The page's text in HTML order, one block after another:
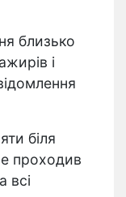
близько
і
біля
проходив
всі